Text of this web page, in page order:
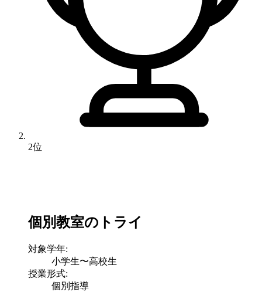
2位
個別教室のトライ
対象学年:
小学生〜高校生
授業形式:
個別指導